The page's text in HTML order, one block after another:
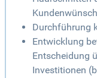
Durchführung
Entwicklung
Entscheidung
Investitionen